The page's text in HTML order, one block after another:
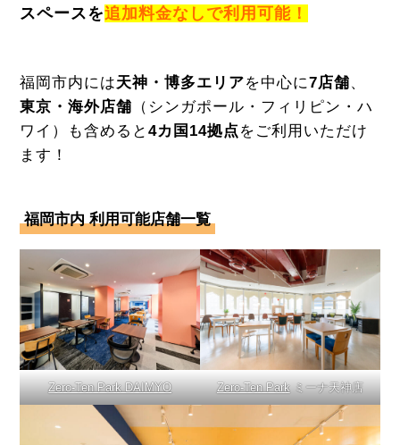
スペースを追加料金なしで利用可能！
福岡市内には天神・博多エリアを中心に7店舗、
東京・海外店舗 （シンガポール・フィリピン・ハ
ワイ）も含めると4カ国14拠点 をご利用いただけ
ます！
福岡市内 利用可能店舗一覧
Zero-Ten Park DAIMYO Zero-Ten Parkミーナ天神店